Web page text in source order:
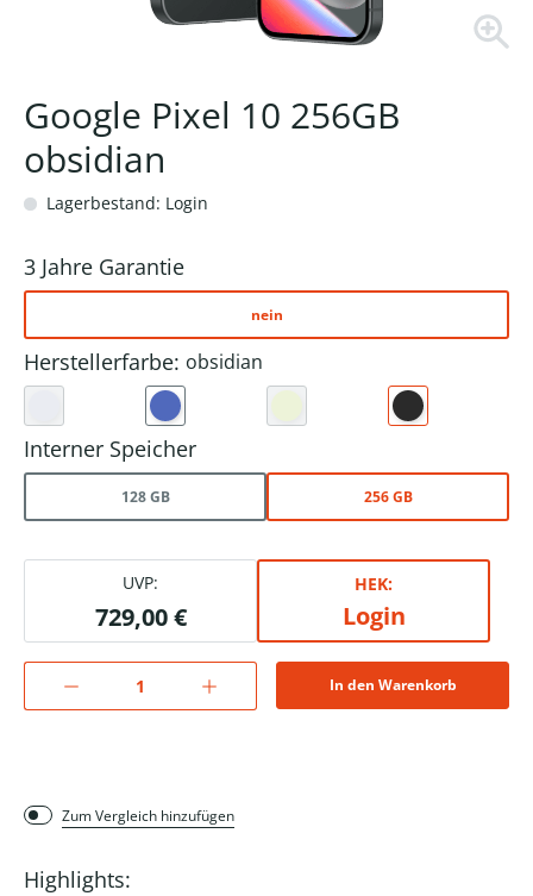
Google Pixel 10 256GB
obsidian
Lagerbestand: Login
3 Jahre Garantie
nein
Herstellerfarbe: obsidian
Interner Speicher
128 GB 256 GB
UVP:
729,00 €
HEK:
Login
In den Warenkorb
Zum Vergleich hinzufügen
Highlights: